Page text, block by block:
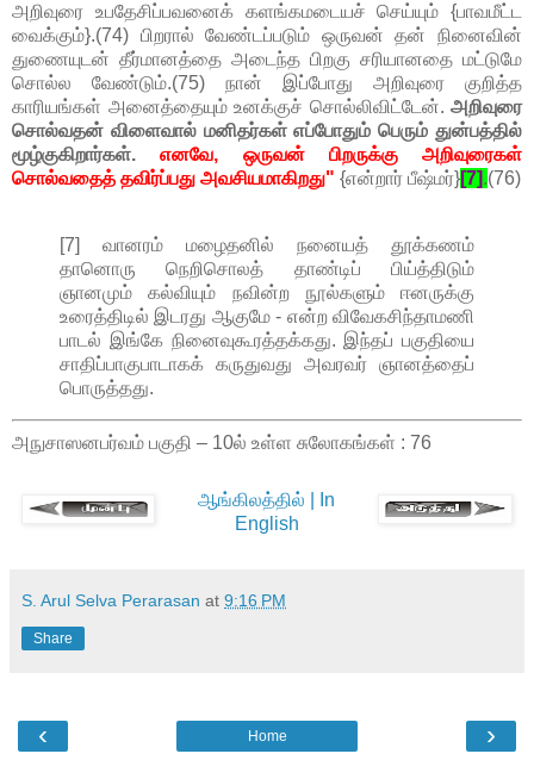
அறிவுரை உபதேசிப்பவனைக் களங்கமடையச் செய்யும் {பாவமீட்ட
வைக்கும்}.(74) பிறரால் வேண்டப்படும் ஒருவன் தன் நினைவின்
துணையுடன் தீர்மானத்தை அடைந்த பிறகு சரியானதை மட்டுமே
சொல்ல வேண்டும்.(75) நான் இப்போது அறிவுரை குறித்த
காரியங்கள் அனைத்தையும் உனக்குச் சொல்லிவிட்டேன். அறிவுரை
சொல்வதன் விளைவால் மனிதர்கள் எப்போதும் பெரும் துன்பத்தில்
மூழ்குகிறார்கள்.
எனவே, ஒருவன் பிறருக்கு அறிவுரைகள்
சொல்வதைத் தவிர்ப்பது அவசியமாகிறது" {என்றார் பீஷ்மர்}[7].(76)
[7] வானரம் மழைதனில் நனையத் தூக்கணம்
தானொரு நெறிசொலத் தாண்டிப் பிய்த்திடும்
ஞானமும் கல்வியும் நவின்ற நூல்களும் ஈனருக்கு
உரைத்திடில் இடரது ஆகுமே - என்ற விவேகசிந்தாமணி
பாடல் இங்கே நினைவுகூரத்தக்கது. இந்தப் பகுதியை
சாதிப்பாகுபாடாகக் கருதுவது அவரவர் ஞானத்தைப்
பொருத்தது.
அநுசாஸனபர்வம் பகுதி – 10ல் உள்ள சுலோகங்கள் : 76
ஆங்கிலத்தில் | In
English
S. Arul Selva Perarasan at 9:16 PM
Share
‹ ›
Home